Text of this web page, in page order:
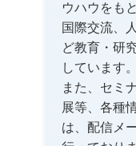
ウハウをも
国際交流、
ど教育・研
しています。
また、セミ
展等、各種
は、配信メ